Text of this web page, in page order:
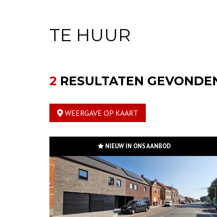
TE HUUR
2 RESULTATEN
WEERGAVE OP KAART
NIEUW IN ONS AANBOD